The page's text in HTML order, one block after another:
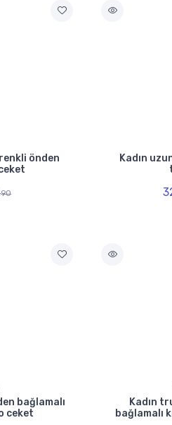
önden
90
Kadın
bağlamalı
ceket
Kadın
bağlamalı